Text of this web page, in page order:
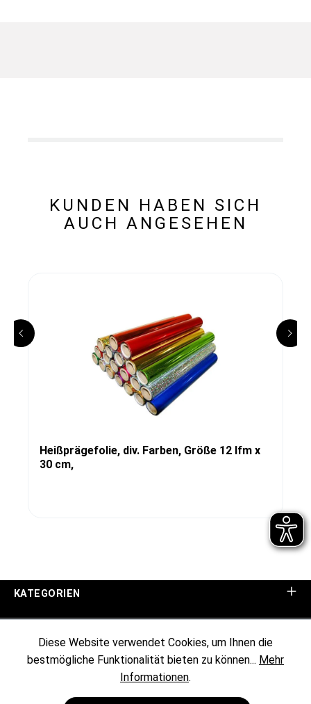
KUNDEN HABEN SICH
AUCH ANGESEHEN
Heißprägefolie, div. Farben, Größe 12 lfm x
30 cm,
KATEGORIEN
KUNDENINFORMATIONEN
Diese Website verwendet Cookies, um Ihnen die
bestmögliche Funktionalität bieten zu können... Mehr
Informationen.